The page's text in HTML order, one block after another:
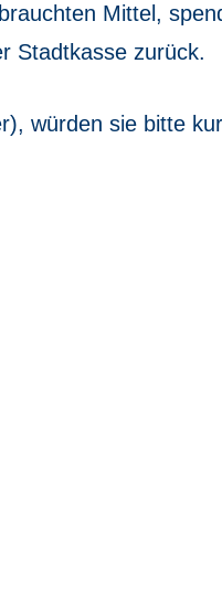
Mittel,
Stadtkasse zurück.
würden sie bitte